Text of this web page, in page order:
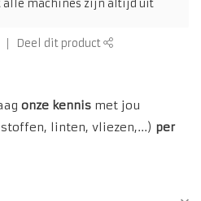
alle machines zijn altijd uit
Deel dit product
onze kennis met jou
linten, vliezen,...) per